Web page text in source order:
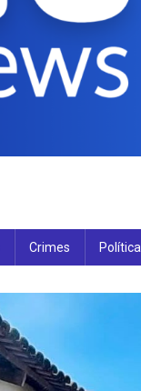
Crimes Política